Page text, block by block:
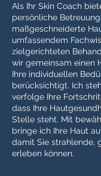
Als Ihr Skin Coach
persönliche
maßgeschneiderte
umfassendem
zielgerichteten
wir gemeinsam einen
Ihre individuellen
berücksichtigt. Ich
verfolge Ihre
dass Ihre
Stelle steht. Mit
bringe ich Ihre Haut
damit Sie strahlende,
erleben können.